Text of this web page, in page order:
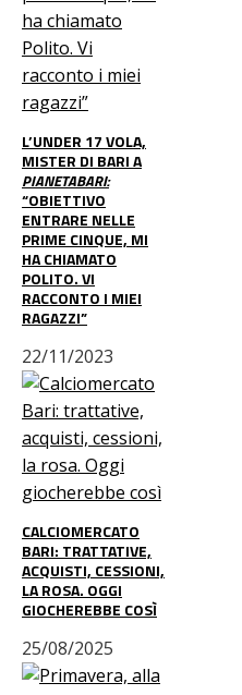
L’UNDER 17 VOLA,
MISTER DI BARI A
PIANETABARI:
“OBIETTIVO
ENTRARE NELLE
PRIME CINQUE, MI
HA CHIAMATO
POLITO. VI
RACCONTO I MIEI
RAGAZZI”
22/11/2023
CALCIOMERCATO
BARI: TRATTATIVE,
ACQUISTI, CESSIONI,
LA ROSA. OGGI
GIOCHEREBBE COSÌ
25/08/2025